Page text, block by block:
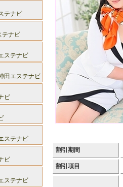
テナビ
テナビ
ステナビ
田エステナビ
ビ
ステナビ
ビ
ステナビ
割引期間
割引項目